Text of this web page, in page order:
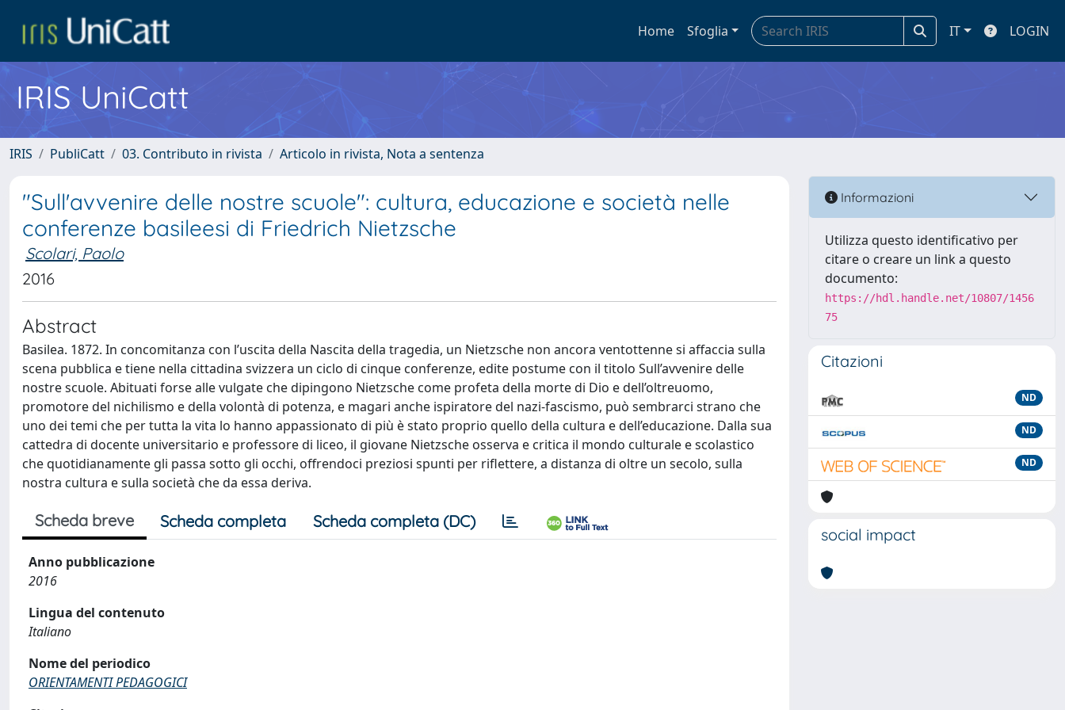
Home Sfoglia IT LOGIN
IRIS UniCatt
IRIS PubliCatt 03. Contributo in rivista Articolo in rivista, Nota a sentenza
"Sull'avvenire delle nostre scuole": cultura, educazione e società nelle
conferenze basileesi di Friedrich Nietzsche
Scolari, Paolo
2016
Abstract
Basilea. 1872. In concomitanza con l’uscita della Nascita della tragedia, un Nietzsche non ancora ventottenne si affaccia sulla
scena pubblica e tiene nella cittadina svizzera un ciclo di cinque conferenze, edite postume con il titolo Sull’avvenire delle
nostre scuole. Abituati forse alle vulgate che dipingono Nietzsche come profeta della morte di Dio e dell’oltreuomo,
promotore del nichilismo e della volontà di potenza, e magari anche ispiratore del nazi-fascismo, può sembrarci strano che
uno dei temi che per tutta la vita lo hanno appassionato di più è stato proprio quello della cultura e dell’educazione. Dalla sua
cattedra di docente universitario e professore di liceo, il giovane Nietzsche osserva e critica il mondo culturale e scolastico
che quotidianamente gli passa sotto gli occhi, offrendoci preziosi spunti per riflettere, a distanza di oltre un secolo, sulla
nostra cultura e sulla società che da essa deriva.
Scheda breve Scheda completa Scheda completa (DC)
Anno pubblicazione
2016
Lingua del contenuto
Italiano
Nome del periodico
ORIENTAMENTI PEDAGOGICI
Informazioni
Utilizza questo identificativo per
citare o creare un link a questo
documento:
https://hdl.handle.net/10807/1456
75
Citazioni
ND
ND
ND
social impact